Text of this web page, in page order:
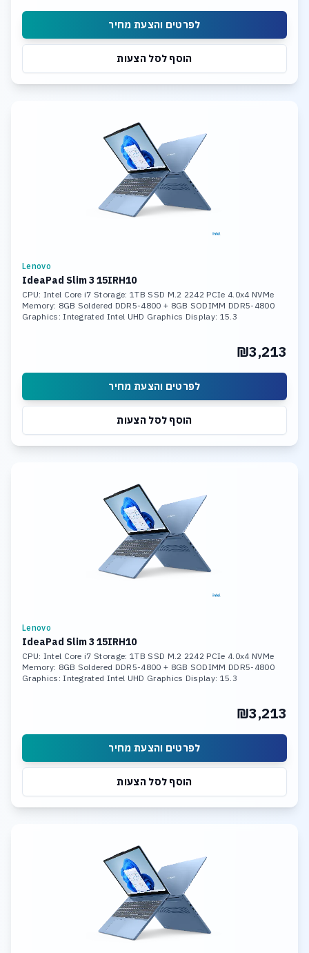
לפרטים והצעת מחיר
הוסף לסל הצעות
Lenovo
IdeaPad Slim 3 15IRH10
CPU: Intel Core i7 Storage: 1TB SSD M.2 2242 PCIe 4.0x4 NVMe
Memory: 8GB Soldered DDR5-4800 + 8GB SODIMM DDR5-4800
Graphics: Integrated Intel UHD Graphics Display: 15.3
₪3,213
לפרטים והצעת מחיר
הוסף לסל הצעות
Lenovo
IdeaPad Slim 3 15IRH10
CPU: Intel Core i7 Storage: 1TB SSD M.2 2242 PCIe 4.0x4 NVMe
Memory: 8GB Soldered DDR5-4800 + 8GB SODIMM DDR5-4800
Graphics: Integrated Intel UHD Graphics Display: 15.3
₪3,213
לפרטים והצעת מחיר
הוסף לסל הצעות